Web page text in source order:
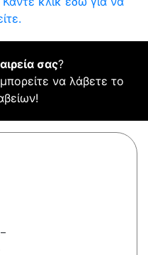
σας?
να λάβετε το